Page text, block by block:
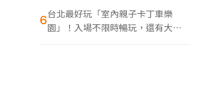
6台北最好玩「室內親子卡丁車樂
園」！入場不限時暢玩，還有大螢
幕Switch遊戲區